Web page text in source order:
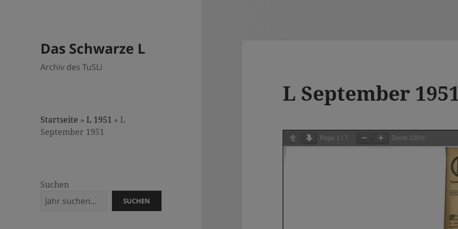
Das Schwarze L
Archiv des TuSLi
Startseite »L 1951 » L
September 1951
Suchen
SUCHEN
L September
Page 1 / 7 Zoom 100%